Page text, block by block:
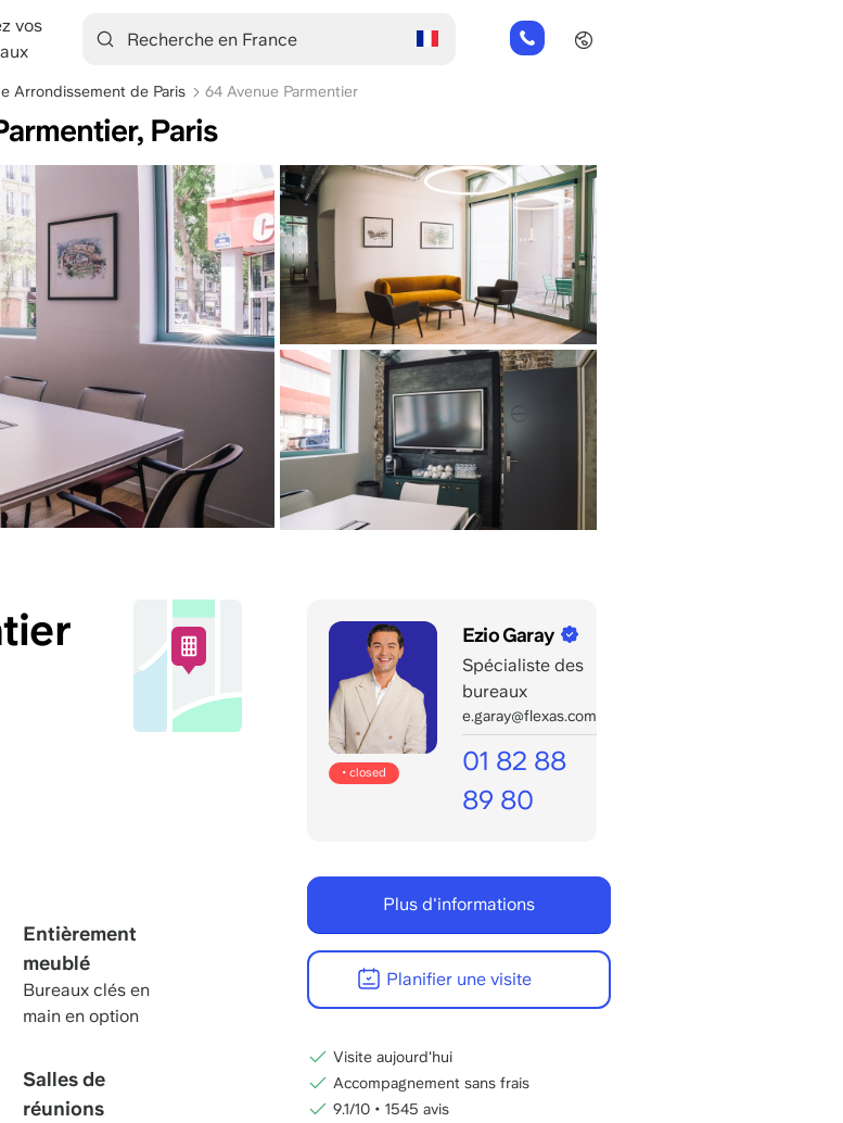
vos
01
82
Arrondissement de Paris 64 Avenue Parmentier
Paris
Entièrement
meublé
Bureaux clés en
main en option
Salles de
réunions
• closed
Ezio Garay
Spécialiste des
bureaux
e.garay@flexas.com
01 82 88
89 80
Lun/ven
8:00
22:00
GMT+1.
Plus d'informations
Planifier une visite
Visite aujourd'hui
Accompagnement sans frais
9.1/10 • 1545 avis